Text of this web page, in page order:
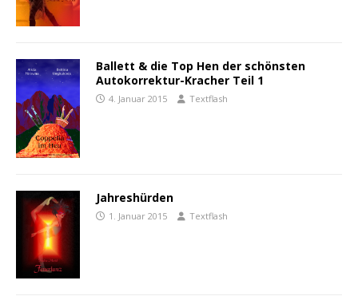
Ballett & die Top Hen der schönsten
Autokorrektur-Kracher Teil 1
4. Januar 2015 Textflash
Jahreshürden
1. Januar 2015 Textflash